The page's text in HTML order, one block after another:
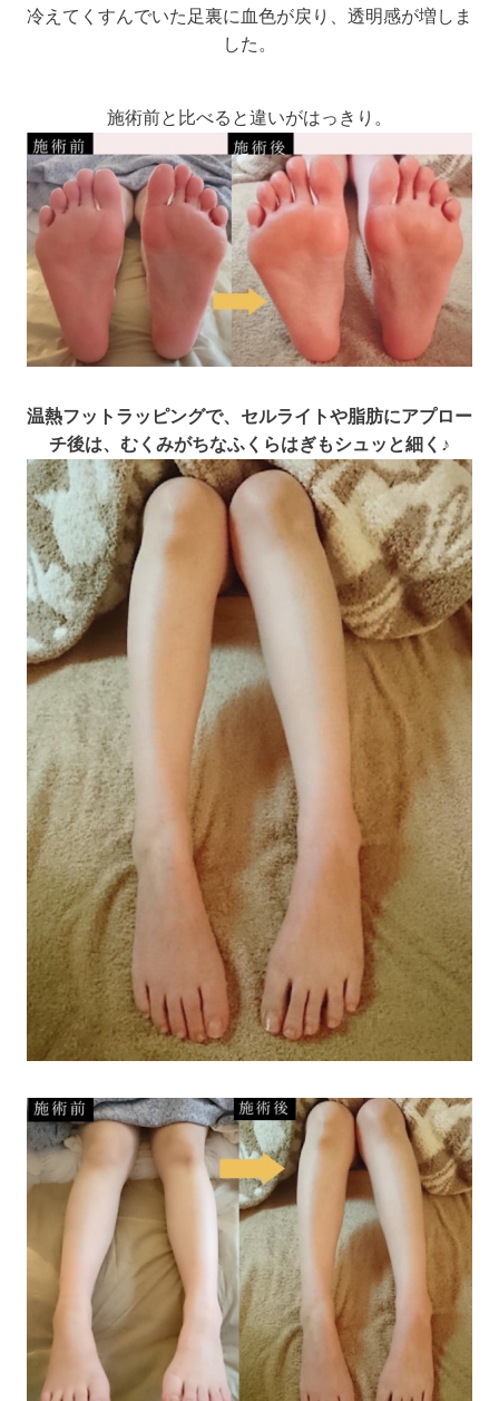
冷えてくすんでいた足裏に血色が戻り、透明感が増しま
した。
施術前と比べると違いがはっきり。
温熱フットラッピングで、セルライトや脂肪にアプロー
チ後は、むくみがちなふくらはぎもシュッと細く♪